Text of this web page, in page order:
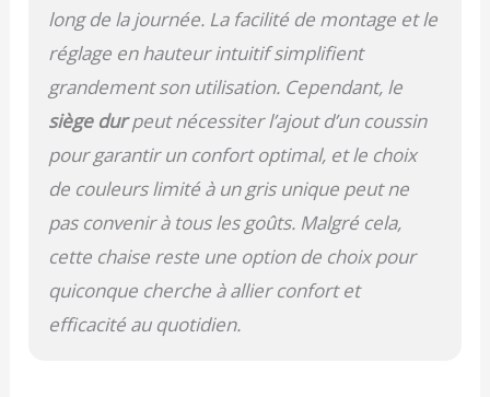
assises. 💎 Construit
pour durer avec des
supérieure : investissez
dans votre pratique en
chaise BUBHA dispose
d'un cadre en acier
haute résilience pour un
confort durable, et d'un
revêtement en cuir
synthétique résistant
aux taches de qualité
long de la journée. La facilité de montage et le
réglage en hauteur intuitif simplifient
grandement son utilisation. Cependant, le
siège durpeut nécessiter l’ajout d’un coussin
pour garantir un confort optimal, et le choix
de couleurs limité à un gris unique peut ne
pas convenir à tous les goûts. Malgré cela,
cette chaise reste une option de choix pour
quiconque cherche à allier confort et
efficacité au quotidien.